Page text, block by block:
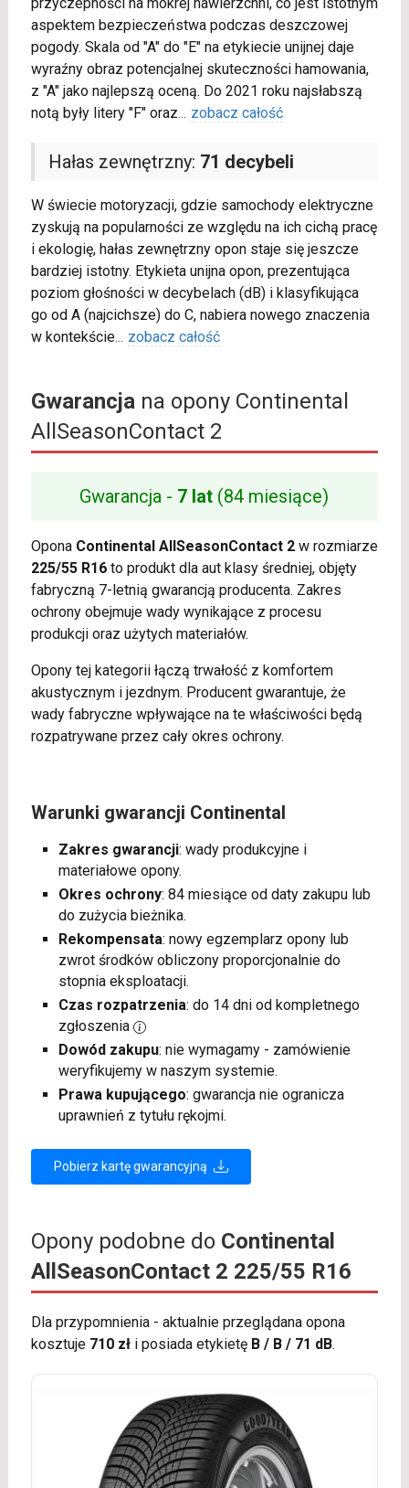
aspektem bezpieczeństwa podczas deszczowej
pogody. Skala od "A" do "E" na etykiecie unijnej daje
wyraźny obraz potencjalnej skuteczności hamowania,
z "A" jako najlepszą oceną. Do 2021 roku najsłabszą
notą były litery "F" oraz... zobacz całość
Hałas zewnętrzny: 71 decybeli
W świecie motoryzacji, gdzie samochody elektryczne
zyskują na popularności ze względu na ich cichą pracę
i ekologię, hałas zewnętrzny opon staje się jeszcze
bardziej istotny. Etykieta unijna opon, prezentująca
poziom głośności w decybelach (dB) i klasyfikująca
go od A (najcichsze) do C, nabiera nowego znaczenia
w kontekście... zobacz całość
Gwarancjana opony Continental
AllSeasonContact 2
Gwarancja - 7 lat (84 miesiące)
Opona Continental AllSeasonContact 2w rozmiarze
225/55 R16to produkt dla aut klasy średniej, objęty
fabryczną 7-letnią gwarancją producenta. Zakres
ochrony obejmuje wady wynikające z procesu
produkcji oraz użytych materiałów.
Opony tej kategorii łączą trwałość z komfortem
akustycznym i jezdnym. Producent gwarantuje, że
wady fabryczne wpływające na te właściwości będą
rozpatrywane przez cały okres ochrony.
Warunki gwarancji Continental
Zakres gwarancji: wady produkcyjne i
materiałowe opony.
Okres ochrony: 84 miesiące od daty zakupu lub
do zużycia bieżnika.
Rekompensata: nowy egzemplarz opony lub
zwrot środków obliczony proporcjonalnie do
stopnia eksploatacji.
Czas rozpatrzenia: do 14 dni od kompletnego
zgłoszenia
Dowód zakupu: nie wymagamy - zamówienie
weryfikujemy w naszym systemie.
Prawa kupującego: gwarancja nie ogranicza
uprawnień z tytułu rękojmi.
Pobierz kartę gwarancyjną
Opony podobne do Continental
AllSeasonContact 2 225/55 R16
Dla przypomnienia - aktualnie przeglądana opona
kosztuje 710 złi posiada etykietę B / B / 71 dB.